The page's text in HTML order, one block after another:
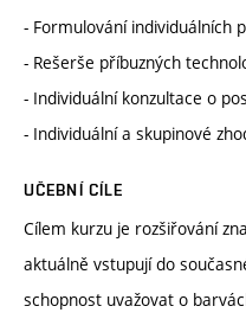
- Formulování individuálních
- Rešerše příbuzných
- Individuální konzultace o
- Individuální a skupinové
UČEBNÍ CÍLE
Cílem kurzu je rozšiřování
aktuálně vstupují do
schopnost uvažovat o